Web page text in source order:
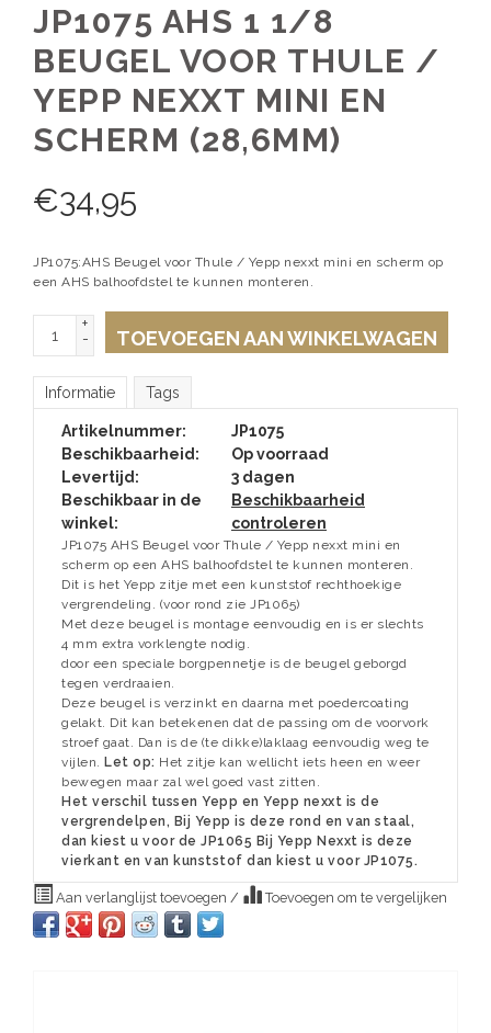
JP1075 AHS 1 1/8
BEUGEL VOOR THULE /
YEPP NEXXT MINI EN
SCHERM (28,6MM)
€34,95
JP1075:AHS Beugel voor Thule / Yepp nexxt mini en scherm op
een AHS balhoofdstel te kunnen monteren.
+
-
TOEVOEGEN AAN WINKELWAGEN
Informatie Tags
Artikelnummer:
JP1075
Beschikbaarheid:
Op voorraad
Levertijd:
3 dagen
Beschikbaar in de
winkel:
Beschikbaarheid
controleren
JP1075 AHS Beugel voor Thule / Yepp nexxt mini en
scherm op een AHS balhoofdstel te kunnen monteren.
Dit is het Yepp zitje met een kunststof rechthoekige
vergrendeling. (voor rond zie JP1065)
Met deze beugel is montage eenvoudig en is er slechts
4 mm extra vorklengte nodig.
door een speciale borgpennetje is de beugel geborgd
tegen verdraaien.
Deze beugel is verzinkt en daarna met poedercoating
gelakt. Dit kan betekenen dat de passing om de voorvork
stroef gaat. Dan is de (te dikke)laklaag eenvoudig weg te
vijlen. Let op: Het zitje kan wellicht iets heen en weer
bewegen maar zal wel goed vast zitten.
Het verschil tussen Yepp en Yepp nexxt is de
vergrendelpen, Bij Yepp is deze rond en van staal,
dan kiest u voor de JP1065 Bij Yepp Nexxt is deze
vierkant en van kunststof dan kiest u voor JP1075.
Aan verlanglijst toevoegen / Toevoegen om te vergelijken